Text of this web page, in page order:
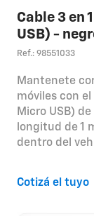
Cable 3 en
USB) -
Ref.: 98551033
Mantenete
móviles con
Micro USB)
longitud de 1
dentro del
Cotizá el tuyo